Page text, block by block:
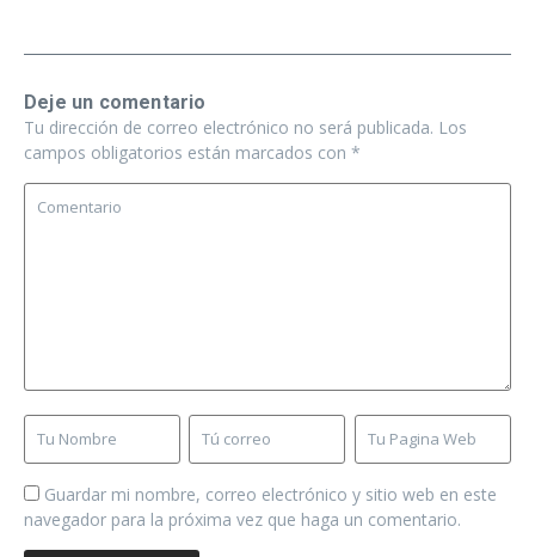
Deje un comentario
Tu dirección de correo electrónico no será publicada. Los
campos obligatorios están marcados con *
Guardar mi nombre, correo electrónico y sitio web en este
navegador para la próxima vez que haga un comentario.